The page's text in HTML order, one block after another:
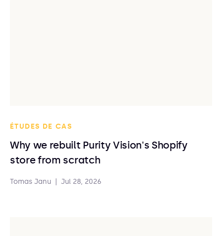
ÉTUDES DE CAS
Why we rebuilt Purity Vision's Shopify
store from scratch
Tomas Janu Jul 28, 2026